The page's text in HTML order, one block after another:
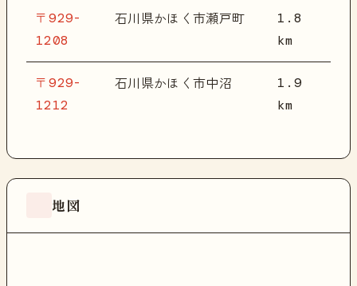
〒929-
1208
石川県かほく市瀬戸町
1.8
km
〒929-
1212
石川県かほく市中沼
1.9
km
地図